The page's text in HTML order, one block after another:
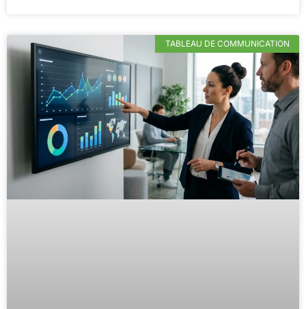
TABLEAU DE COMMUNICATION